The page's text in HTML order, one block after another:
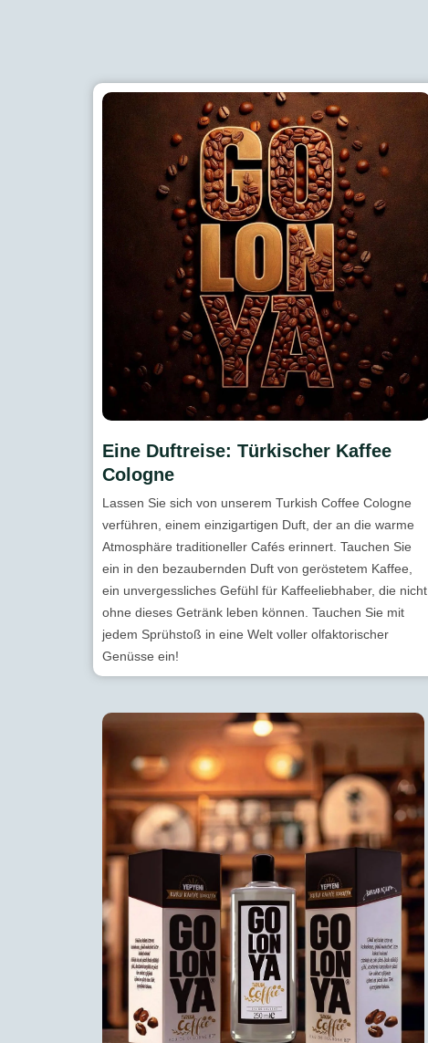
Eine Duftreise: Türkischer Kaffee
Cologne
Lassen Sie sich von unserem Turkish Coffee Cologne
verführen, einem einzigartigen Duft, der an die warme
Atmosphäre traditioneller Cafés erinnert. Tauchen Sie
ein in den bezaubernden Duft von geröstetem Kaffee,
ein unvergessliches Gefühl für Kaffeeliebhaber, die nicht
ohne dieses Getränk leben können. Tauchen Sie mit
jedem Sprühstoß in eine Welt voller olfaktorischer
Genüsse ein!